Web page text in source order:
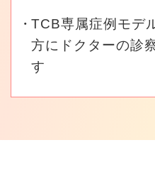
TCB専属症例モデ
方にドクターの診
す